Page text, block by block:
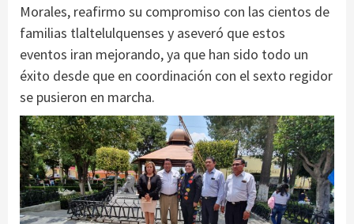
Morales, reafirmo su compromiso con las cientos de
familias tlaltelulquenses y aseveró que estos
eventos iran mejorando, ya que han sido todo un
éxito desde que en coordinación con el sexto regidor
se pusieron en marcha.